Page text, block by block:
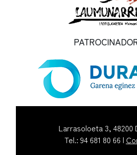
Larrasoloeta 3, 48200
Tel.: 94 681 80 66 |